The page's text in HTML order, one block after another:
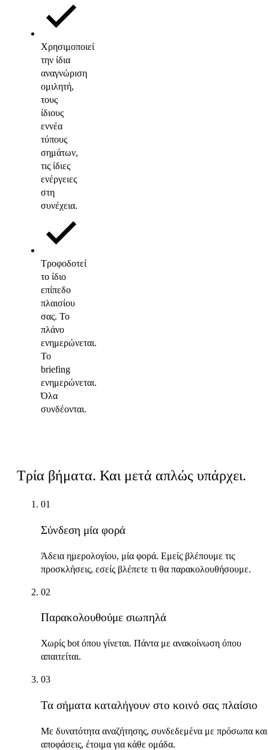
Χρησιμοποιεί
την ίδια
αναγνώριση
ομιλητή,
τους
ίδιους
εννέα
τύπους
σημάτων,
τις ίδιες
ενέργειες
στη
συνέχεια.
Τροφοδοτεί
το ίδιο
επίπεδο
πλαισίου
σας. Το
πλάνο
ενημερώνεται.
Το
briefing
ενημερώνεται.
Όλα
συνδέονται.
Τρία βήματα. Και μετά απλώς υπάρχει.
01
Σύνδεση μία φορά
Άδεια ημερολογίου, μία φορά. Εμείς βλέπουμε τις
προσκλήσεις, εσείς βλέπετε τι θα παρακολουθήσουμε.
02
Παρακολουθούμε σιωπηλά
Χωρίς bot όπου γίνεται. Πάντα με ανακοίνωση όπου
απαιτείται.
03
Τα σήματα καταλήγουν στο κοινό σας πλαίσιο
Με δυνατότητα αναζήτησης, συνδεδεμένα με πρόσωπα και
αποφάσεις, έτοιμα για κάθε ομάδα.